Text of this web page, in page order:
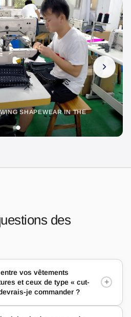
NANBIN EMPLOYEES SEWING
WORKSHOP
des
vos vêtements
et ceux de type « cut-
je commander ?
+